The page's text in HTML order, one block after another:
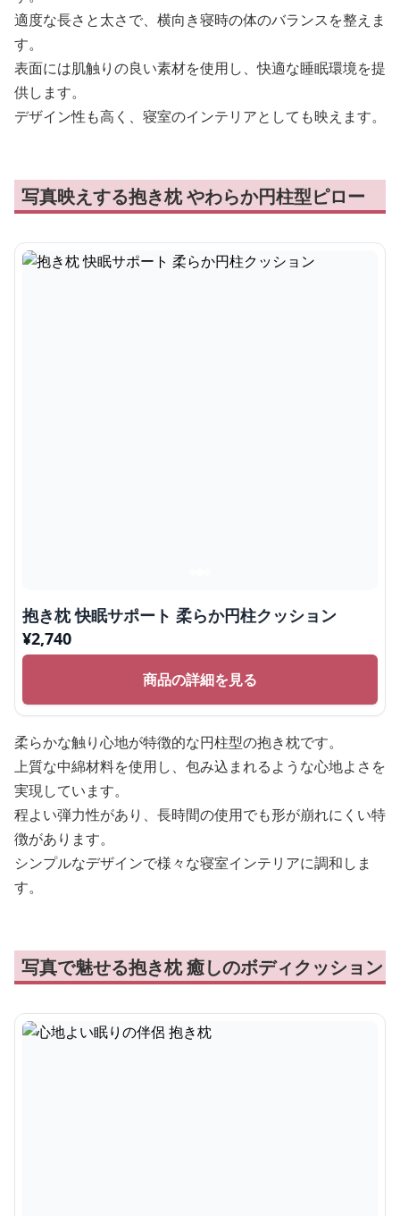
適度な長さと太さで、横向き寝時の体のバランスを整えま
す。
表面には肌触りの良い素材を使用し、快適な睡眠環境を提
供します。
デザイン性も高く、寝室のインテリアとしても映えます。
写真映えする抱き枕 やわらか円柱型ピロー
抱き枕 快眠サポート 柔らか円柱クッション
¥2,740
商品の詳細を見る
柔らかな触り心地が特徴的な円柱型の抱き枕です。
上質な中綿材料を使用し、包み込まれるような心地よさを
実現しています。
程よい弾力性があり、長時間の使用でも形が崩れにくい特
徴があります。
シンプルなデザインで様々な寝室インテリアに調和しま
す。
写真で魅せる抱き枕 癒しのボディクッション